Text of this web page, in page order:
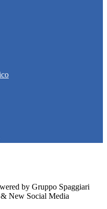
by Gruppo Spaggiari
New Social Media